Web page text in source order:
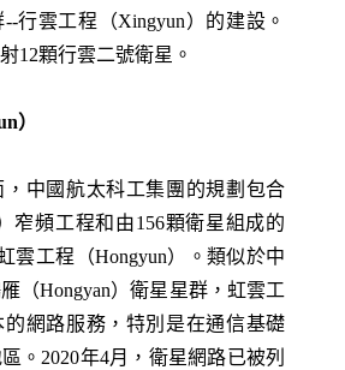
行雲工程（Xingyun）的建設。
12顆行雲二號衛星。
）
中國航太科工集團的規劃包合
窄頻工程和由156顆衛星組成的
雲工程（Hongyun）。類似於中
（Hongyan）衛星星群，虹雲工
網路服務，特別是在通信基礎
。2020年4月，衛星網路已被列